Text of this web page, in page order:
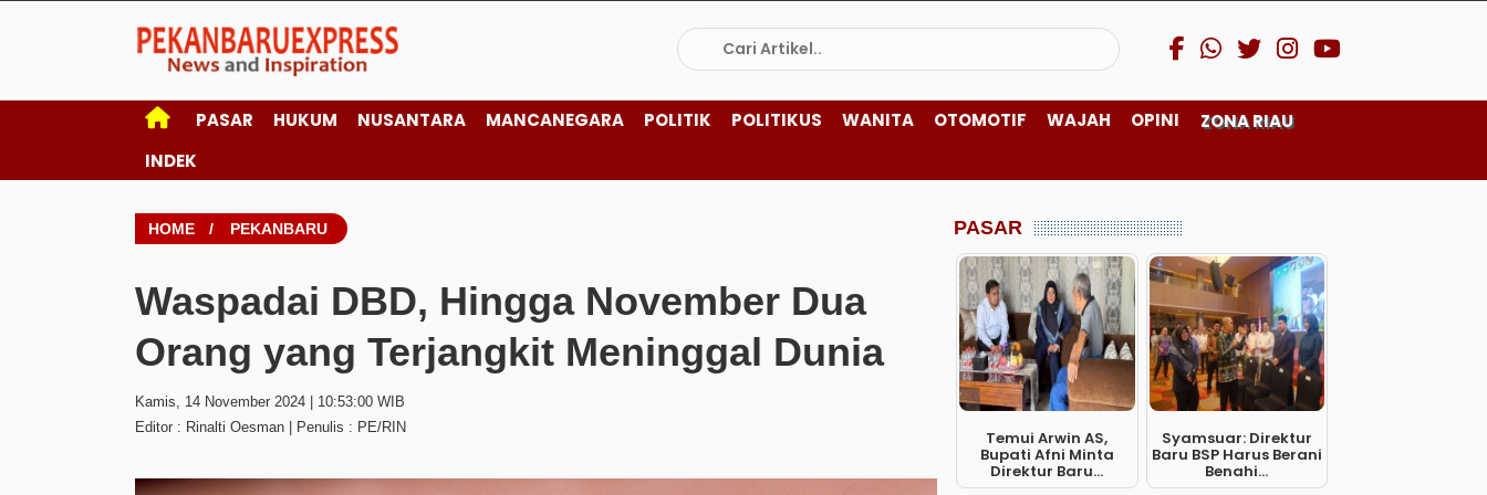
PASAR HUKUM NUSANTARA MANCANEGARA POLITIK POLITIKUS WANITA OTOMOTIF WAJAH OPINI
ZONA RIAU
INDEK
HOME / PEKANBARU
Waspadai DBD, Hingga November Dua
Orang yang Terjangkit Meninggal Dunia
Kamis, 14 November 2024 | 10:53:00 WIB
Editor : Rinalti Oesman | Penulis : PE/RIN
PASAR
Temui Arwin AS,
Bupati Afni Minta
Direktur Baru...
Syamsuar: Direktur
Baru BSP Harus Berani
Benahi...